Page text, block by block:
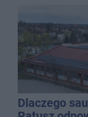
Dlaczego